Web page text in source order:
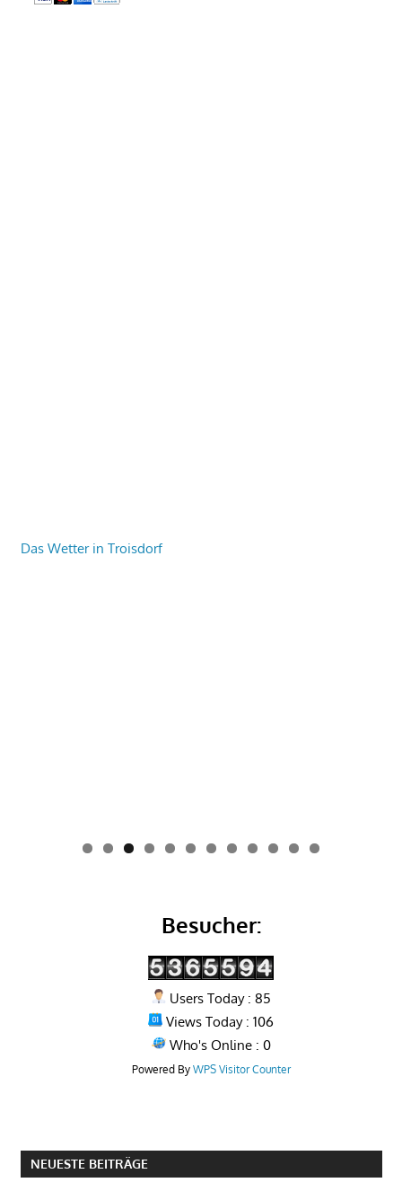
Das Wetter in Troisdorf
0 1 2
Besucher:
Users Today : 85
Views Today : 106
Who's Online : 0
Powered By WPS Visitor Counter
NEUESTE BEITRÄGE